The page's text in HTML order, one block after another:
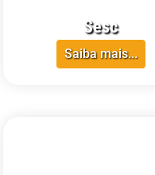
Sesc
Saiba mais...